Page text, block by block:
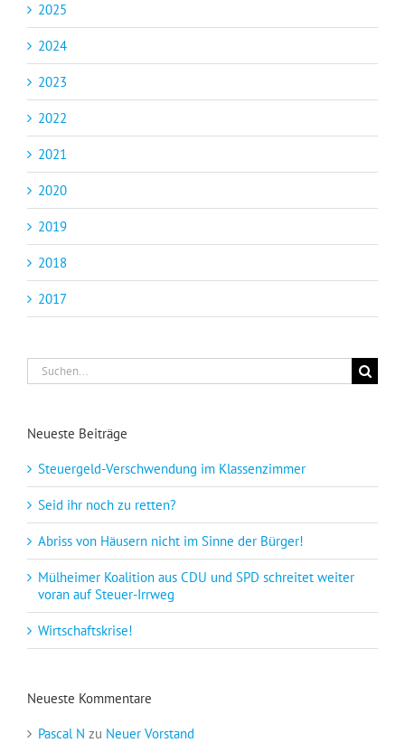
2025
2024
2023
2022
2021
2020
2019
2018
2017
Suche
nach:
Neueste Beiträge
Steuergeld-Verschwendung im Klassenzimmer
Seid ihr noch zu retten?
Abriss von Häusern nicht im Sinne der Bürger!
Mülheimer Koalition aus CDU und SPD schreitet weiter
voran auf Steuer-Irrweg
Wirtschaftskrise!
Neueste Kommentare
Pascal N zu Neuer Vorstand